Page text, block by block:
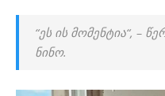
“ეს ის მო­მენ­ტია“, –
ნინო.